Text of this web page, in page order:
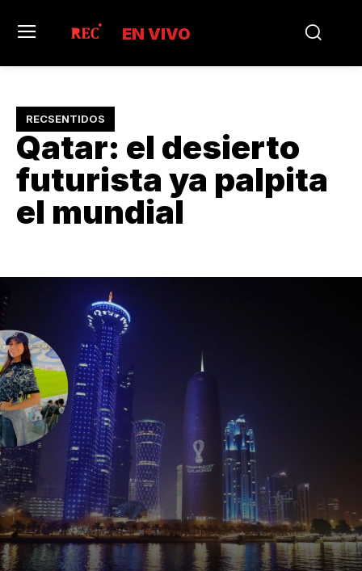
EN VIVO
RECSENTIDOS
Qatar: el desierto
futurista ya palpita
el mundial